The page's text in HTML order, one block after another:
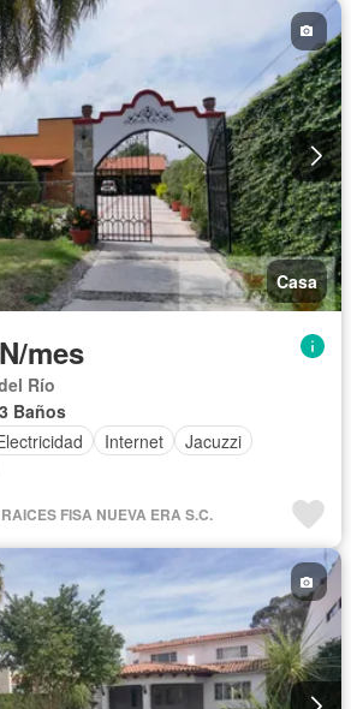
Casa
mes
Río
3 Baños
Internet
Jacuzzi
FISA NUEVA ERA S.C.